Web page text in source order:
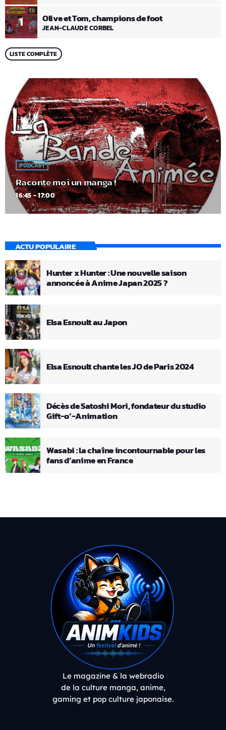
1 Olive et Tom, champions de foot
JEAN-CLAUDE CORBEL
LISTE COMPLÈTE
PODCAST
Raconte moi un manga !
16:45 - 17:00
ACTU POPULAIRE
Hunter x Hunter : Une nouvelle saison
annoncée à Anime Japan 2025 ?
Elsa Esnoult au Japon
Elsa Esnoult chante les JO de Paris 2024
Décès de Satoshi Mori, fondateur du studio
Gift-o’-Animation
Wasabi : la chaîne incontournable pour les
fans d’anime en France
Le magazine & la webradio
de la culture manga, anime,
gaming et pop culture japonaise.